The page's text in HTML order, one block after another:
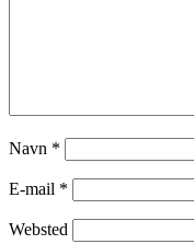
Navn *
E-mail *
Websted